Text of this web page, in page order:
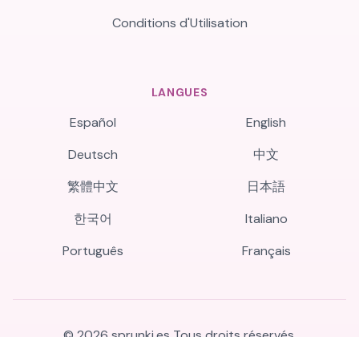
Conditions d'Utilisation
LANGUES
Español
English
Deutsch
中文
繁體中文
日本語
한국어
Italiano
Português
Français